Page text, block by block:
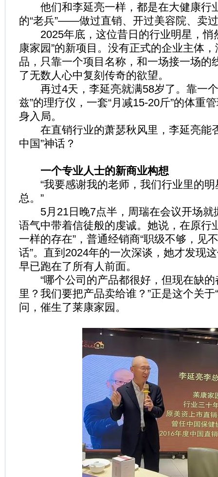
他们和李延亮一样，都是在大健康行
的“老兵”——做过直销、开过美容院、卖
2025年底，这位昔日的行业明星，悄
康家园”的新项目。没有正式的企业主体
品，只靠一个项目名称，和一场接一场的
了无数人心中复刻传奇的欲望。
再过4天，李延亮就满58岁了。靠一个
兹”的理疗仪，一套“月减15-20斤”的体重
身入局。
在直销行业的萧瑟秋风里，李延亮能
中国”神话？
一个专业人士的新商业构想
“我要感谢我的老师，我们行业里的
总。”
5月21日晚7点半，周瑞在会议开场就
语气中带着信徒般的虔诚。她说，在原行
一样的存在”，普通经销商“职级不够，见
话”。直到2024年的一次深谈，她才发现
早已跑在了所有人前面。
“哪个公司的产品都很好，但现在缺的
里？我们要把产品卖给谁？”正是这个关于
问，催生了莱康家园。